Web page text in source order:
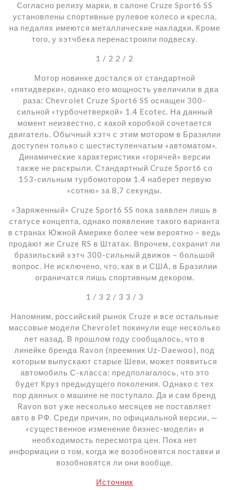
Согласно релизу марки, в салоне Cruze Sport6 SS
установлены спортивные рулевое колесо и кресла,
на педалях имеются металлические накладки. Кроме
того, у хэтчбека перенастроили подвеску.
1 / 2 2 / 2
Мотор новинке достался от стандартной
«пятидверки», однако его мощность увеличили в два
раза: Chevrolet Cruze Sport6 SS оснащен 300-
сильной «турбочетверкой» 1.4 Ecotec. На данный
момент неизвестно, с какой коробкой сочетается
двигатель. Обычный хэтч с этим мотором в Бразилии
доступен только с шестиступенчатым «автоматом».
Динамические характеристики «горячей» версии
также не раскрыли. Стандартный Cruze Sport6 со
153-сильным турбомотором 1.4 наберет первую
«сотню» за 8,7 секунды.
«Заряженный» Cruze Sport6 SS пока заявлен лишь в
статусе концепта, однако появление такого варианта
в странах Южной Америке более чем вероятно – ведь
продают же Cruze RS в Штатах. Впрочем, сохранит ли
бразильский хэтч 300-сильный движок – большой
вопрос. Не исключено, что, как в и США, в Бразилии
ограничатся лишь спортивным декором.
1 / 3 2 / 3 3 / 3
Напомним, российский рынок Cruze и все остальные
массовые модели Chevrolet покинули еще несколько
лет назад. В прошлом году сообщалось, что в
линейке бренда Ravon (преемник Uz-Daewoo), под
которым выпускают старые Шеви, может появиться
автомобиль С-класса: предполагалось, что это
будет Круз предыдущего поколения. Однако с тех
пор данных о машине не поступало. Да и сам бренд
Ravon вот уже несколько месяцев не поставляет
авто в РФ. Среди причин, по официальной версии, —
«существенное изменение бизнес-модели» и
необходимость пересмотра цен. Пока нет
информации о том, когда же возобновятся поставки и
возобновятся ли они вообще.
Источник